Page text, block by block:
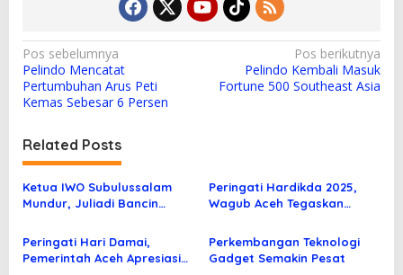
N
a
v
i
g
a
s
i
p
Pos sebelumnya
Pelindo Mencatat
Pertumbuhan Arus Peti
Kemas Sebesar 6 Persen
Pos berikutnya
Pelindo Kembali Masuk
Fortune 500 Southeast Asia
Related Posts
Ketua IWO Subulussalam
Mundur, Juliadi Bancin
Peringati Hardikda 2025,
Wagub Aceh Tegaskan
Mewujudkan Aceh Maju
Peringati Hari Damai,
Pemerintah Aceh Apresiasi
Perkembangan Teknologi
Gadget Semakin Pesat